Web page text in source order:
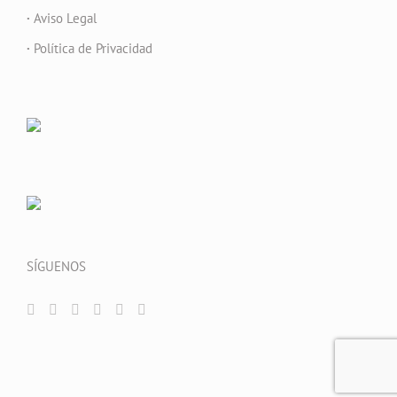
· Aviso Legal
· Política de Privacidad
SÍGUENOS